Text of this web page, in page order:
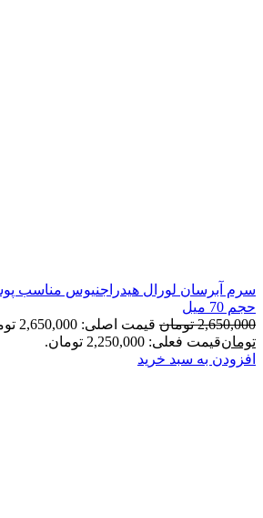
لورال هیدراجنیوس مناسب پوست
تومان قیمت اصلی: 2,650,000 تومان بود.
2,250,000 تومان.
سبد خرید